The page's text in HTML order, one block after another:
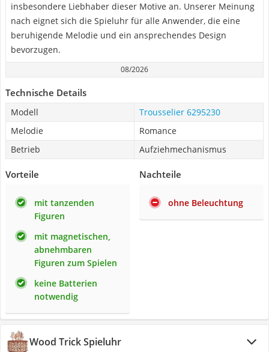
insbesondere Liebhaber dieser Motive an. Unserer Meinung
nach eignet sich die Spieluhr für alle Anwender, die eine
beruhigende Melodie und ein ansprechendes Design
bevorzugen.
08/2026
Technische Details
Modell
Trousselier 6295230
Melodie
Romance
Betrieb
Aufziehmechanismus
Vorteile
mit tanzenden
Figuren
mit magnetischen,
abnehmbaren
Figuren zum Spielen
keine Batterien
notwendig
Nachteile
ohne Beleuchtung
Wood Trick Spieluhr